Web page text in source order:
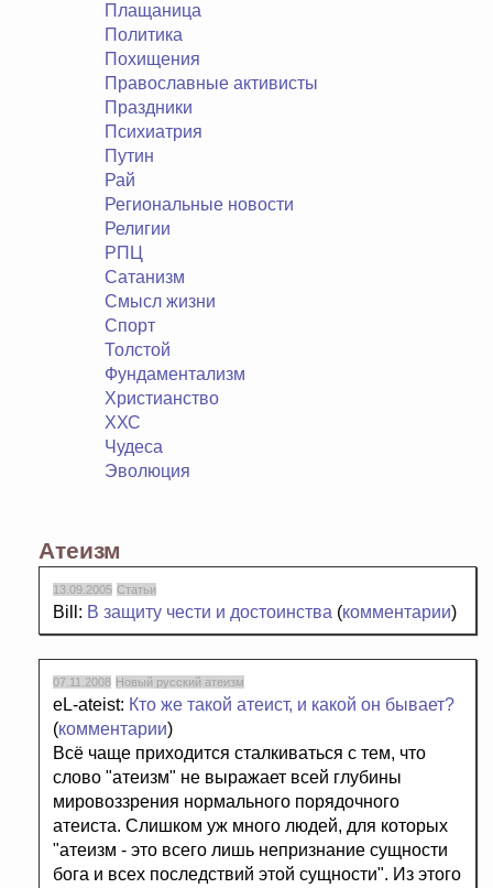
Плащаница
Политика
Похищения
Православные активисты
Праздники
Психиатрия
Путин
Рай
Региональные новости
Религии
РПЦ
Сатанизм
Смысл жизни
Спорт
Толстой
Фундаментализм
Христианство
ХХС
Чудеса
Эволюция
Атеизм
13.09.2005 Статьи
Bill: В защиту чести и достоинства (комментарии)
07.11.2008 Новый русский атеизм
eL-ateist: Кто же такой атеист, и какой он бывает?
(комментарии)
Всё чаще приходится сталкиваться с тем, что
слово "атеизм" не выражает всей глубины
мировоззрения нормального порядочного
атеиста. Слишком уж много людей, для которых
"атеизм - это всего лишь непризнание сущности
бога и всех последствий этой сущности". Из этого